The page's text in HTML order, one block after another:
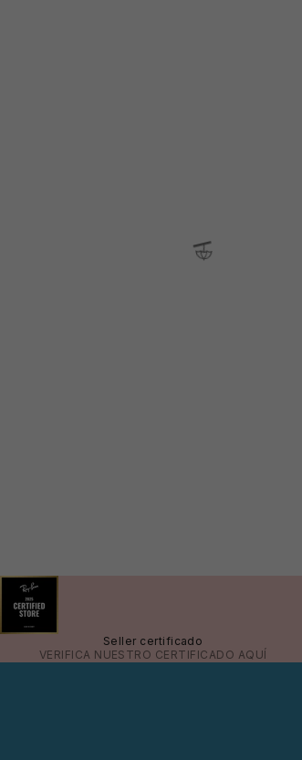
Seller certificado
VERIFICA NUESTRO CERTIFICADO AQUÍ